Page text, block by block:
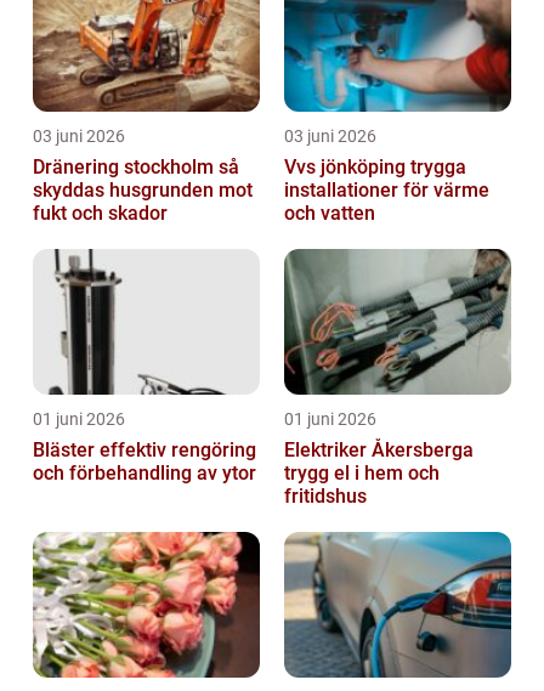
03 juni 2026
Dränering stockholm så
skyddas husgrunden mot
fukt och skador
03 juni 2026
Vvs jönköping trygga
installationer för värme
och vatten
01 juni 2026
Bläster effektiv rengöring
och förbehandling av ytor
01 juni 2026
Elektriker Åkersberga
trygg el i hem och
fritidshus